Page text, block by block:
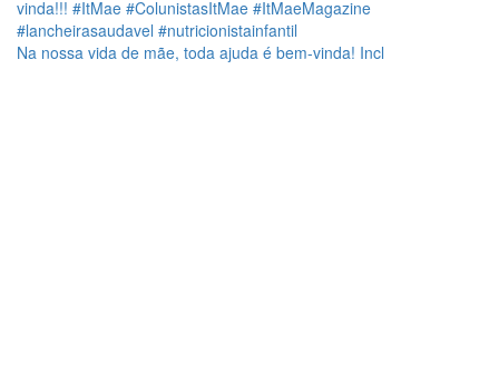
Na nossa vida de mãe, toda ajuda é bem-vinda! Incl